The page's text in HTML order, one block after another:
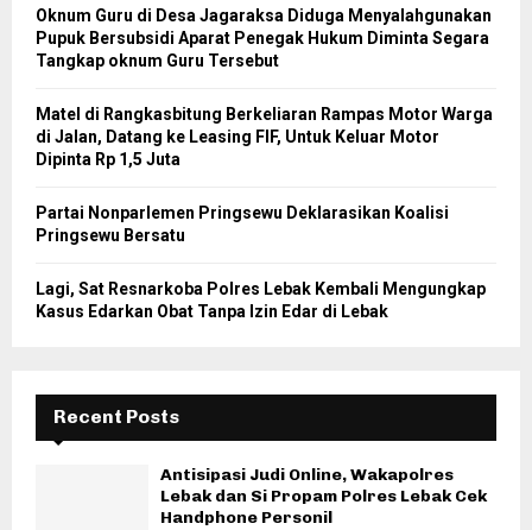
Oknum Guru di Desa Jagaraksa Diduga Menyalahgunakan
Pupuk Bersubsidi Aparat Penegak Hukum Diminta Segara
Tangkap oknum Guru Tersebut
Matel di Rangkasbitung Berkeliaran Rampas Motor Warga
di Jalan, Datang ke Leasing FIF, Untuk Keluar Motor
Dipinta Rp 1,5 Juta
Partai Nonparlemen Pringsewu Deklarasikan Koalisi
Pringsewu Bersatu
Lagi, Sat Resnarkoba Polres Lebak Kembali Mengungkap
Kasus Edarkan Obat Tanpa Izin Edar di Lebak
Recent Posts
Antisipasi Judi Online, Wakapolres
Lebak dan Si Propam Polres Lebak Cek
Handphone Personil